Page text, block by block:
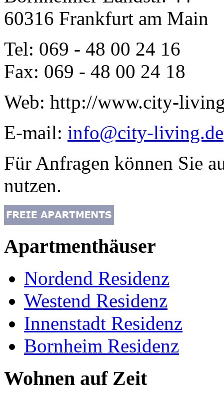
60316 Frankfurt am Main
Tel: 069 - 48 00 24 16
Fax: 069 - 48 00 24 18
Web: http://www.city-
E-mail: info@city-living.de
Für Anfragen können Sie
nutzen.
Apartmenthäuser
Nordend Residenz
Westend Residenz
Innenstadt Residenz
Bornheim Residenz
Wohnen auf Zeit